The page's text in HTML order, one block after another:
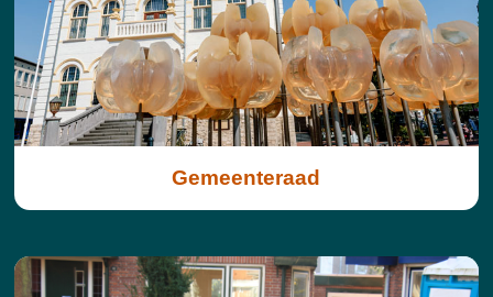
Gemeenteraad